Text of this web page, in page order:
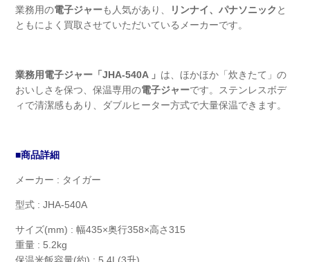
業務用の電子ジャーも人気があり、 リンナイ、パナソニック と
ともによく買取させていただいているメーカーです。
業務用電子ジャー「JHA-540A 」 は、ほかほか「炊きたて」の
おいしさを保つ、保温専用の電子ジャーです。ステンレスボデ
ィで清潔感もあり、ダブルヒーター方式で大量保温できます。
■商品詳細
メーカー : タイガー
型式 : JHA-540A
サイズ(mm) : 幅435×奥行358×高さ315
重量 : 5.2kg